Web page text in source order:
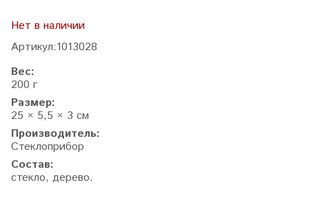
Нет в наличии
Артикул:1013028
Вес:
200 г
Размер:
25 × 5,5 × 3 см
Производитель:
Стеклоприбор
Состав:
стекло, дерево.